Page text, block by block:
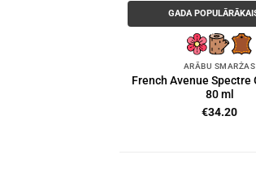
GADA
ARĀBU SMARŽAS
French Avenue Spectre
80 ml
€34.20